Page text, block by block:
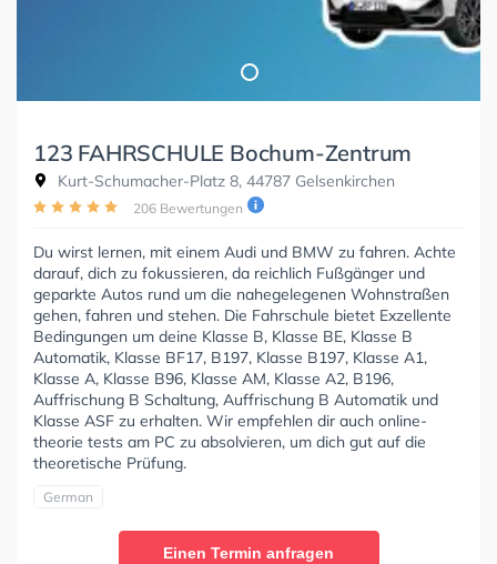
123 FAHRSCHULE Bochum-Zentrum
Kurt-Schumacher-Platz 8, 44787 Gelsenkirchen
206 Bewertungen
Du wirst lernen, mit einem Audi und BMW zu fahren. Achte
darauf, dich zu fokussieren, da reichlich Fußgänger und
geparkte Autos rund um die nahegelegenen Wohnstraßen
gehen, fahren und stehen. Die Fahrschule bietet Exzellente
Bedingungen um deine Klasse B, Klasse BE, Klasse B
Automatik, Klasse BF17, B197, Klasse B197, Klasse A1,
Klasse A, Klasse B96, Klasse AM, Klasse A2, B196,
Auffrischung B Schaltung, Auffrischung B Automatik und
Klasse ASF zu erhalten. Wir empfehlen dir auch online-
theorie tests am PC zu absolvieren, um dich gut auf die
theoretische Prüfung.
German
Einen Termin anfragen